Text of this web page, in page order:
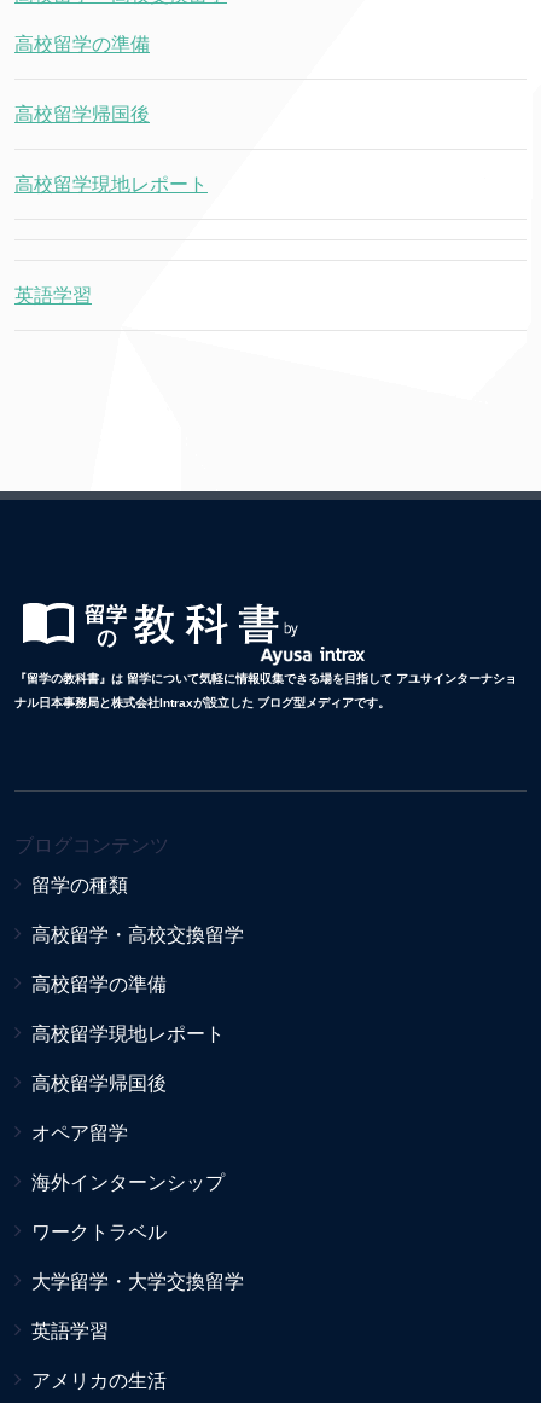
高校留学の準備
高校留学帰国後
高校留学現地レポート
英語学習
『留学の教科書』は 留学について気軽に情報収集できる場を目指して アユサインターナショ
ナル日本事務局と株式会社Intraxが設立した ブログ型メディアです。
ブログコンテンツ
留学の種類
高校留学・高校交換留学
高校留学の準備
高校留学現地レポート
高校留学帰国後
オペア留学
海外インターンシップ
ワークトラベル
大学留学・大学交換留学
英語学習
アメリカの生活